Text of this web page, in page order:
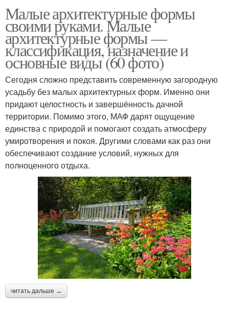
Малые архитектурные формы
своими руками. Малые
архитектурные формы —
классификация, назначение и
основные виды (60 фото)
Сегодня сложно представить современную загородную
усадьбу без малых архитектурных форм. Именно они
придают целостность и завершённость дачной
территории. Помимо этого, МАФ дарят ощущение
единства с природой и помогают создать атмосферу
умиротворения и покоя. Другими словами как раз они
обеспечивают создание условий, нужных для
полноценного отдыха.
читать дальше →